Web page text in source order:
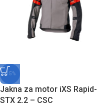
-15%
Jakna za motor iXS Rapid-
STX 2.2 – CSC